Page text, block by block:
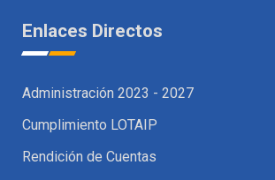
Enlaces Directos
Administración 2023 - 2027
Cumplimiento LOTAIP
Rendición de Cuentas